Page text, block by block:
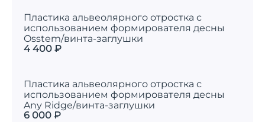
Пластика альвеолярного отростка с
использованием формирователя десны
Osstem/винта-заглушки
4 400 ₽
Пластика альвеолярного отростка с
использованием формирователя десны
Any Ridge/винта-заглушки
6 000 ₽